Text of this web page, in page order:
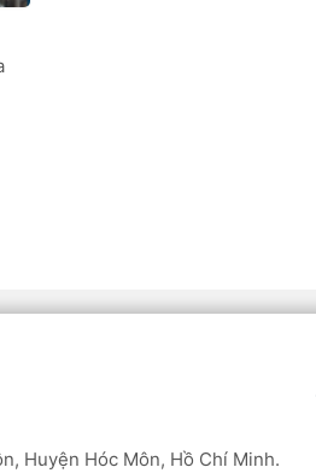
Huyện Hóc Môn, Hồ Chí Minh.